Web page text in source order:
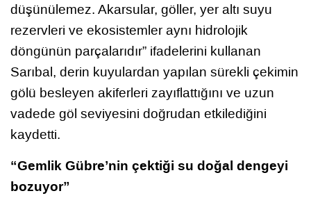
düşünülemez. Akarsular, göller, yer altı suyu
rezervleri ve ekosistemler aynı hidrolojik
döngünün parçalarıdır” ifadelerini kullanan
Sarıbal, derin kuyulardan yapılan sürekli çekimin
gölü besleyen akiferleri zayıflattığını ve uzun
vadede göl seviyesini doğrudan etkilediğini
kaydetti.
“Gemlik Gübre’nin çektiği su doğal dengeyi
bozuyor”